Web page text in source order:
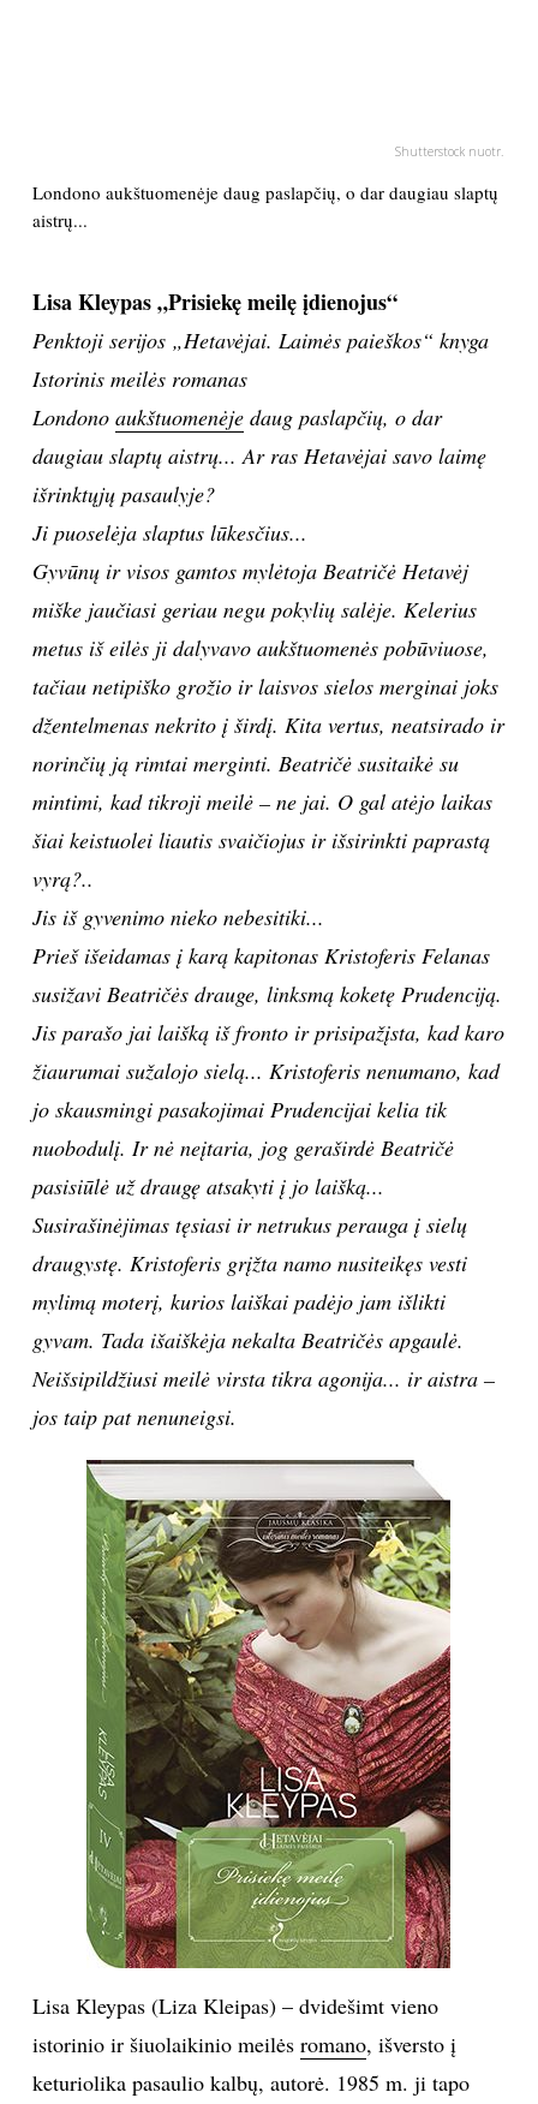
KULTŪRA
LAISVALAIKIS
KINAS
MUZIKA
TEATRAS
SPORTAS
FOTOGRAFIJA
ORAI
ĮDOMYBĖS
ISTORIJA
KNYGOS
INTERJERAS
NAMAI
VIRTUVĖ
RECEPTAI
VAIKAI
NELAIMĖS
KONTAKTAI
PRIVATUMO POLITIKA
Sekite mus:
PRENUMERUOK
NAUJIENLAIŠKĮ
Prenumeruodami portalą,
Jūs sutinkate su
taisyklėmis
Shutterstock nuotr.
Londono aukštuomenėje daug paslapčių, o dar daugiau slaptų
aistrų...
Lisa Kleypas „Prisiekę meilę įdienojus“
Penktoji serijos „Hetavėjai. Laimės paieškos“ knyga
Istorinis meilės romanas
Londono aukštuomenėjedaug paslapčių, o dar
daugiau slaptų aistrų... Ar ras Hetavėjai savo laimę
išrinktųjų pasaulyje?
Ji puoselėja slaptus lūkesčius...
Gyvūnų ir visos gamtos mylėtoja Beatričė Hetavėj
miške jaučiasi geriau negu pokylių salėje. Kelerius
metus iš eilės ji dalyvavo aukštuomenės pobūviuose,
tačiau netipiško grožio ir laisvos sielos merginai joks
džentelmenas nekrito į širdį. Kita vertus, neatsirado ir
norinčių ją rimtai merginti. Beatričė susitaikė su
mintimi, kad tikroji meilė – ne jai. O gal atėjo laikas
šiai keistuolei liautis svaičiojus ir išsirinkti paprastą
vyrą?..
Jis iš gyvenimo nieko nebesitiki...
Prieš išeidamas į karą kapitonas Kristoferis Felanas
susižavi Beatričės drauge, linksmą koketę Prudenciją.
Jis parašo jai laišką iš fronto ir prisipažįsta, kad karo
žiaurumai sužalojo sielą... Kristoferis nenumano, kad
jo skausmingi pasakojimai Prudencijai kelia tik
nuobodulį. Ir nė neįtaria, jog geraširdė Beatričė
pasisiūlė už draugę atsakyti į jo laišką...
Susirašinėjimas tęsiasi ir netrukus perauga į sielų
draugystę. Kristoferis grįžta namo nusiteikęs vesti
mylimą moterį, kurios laiškai padėjo jam išlikti
gyvam. Tada išaiškėja nekalta Beatričės apgaulė.
Neišsipildžiusi meilė virsta tikra agonija... ir aistra –
jos taip pat nenuneigsi.
Lisa Kleypas (Liza Kleipas) – dvidešimt vieno
istorinio ir šiuolaikinio meilės romano, išversto į
keturiolika pasaulio kalbų, autorė. 1985 m. ji tapo